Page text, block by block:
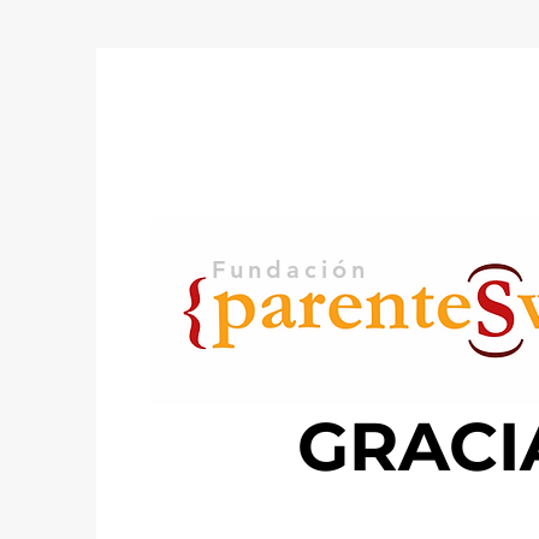
Fundación